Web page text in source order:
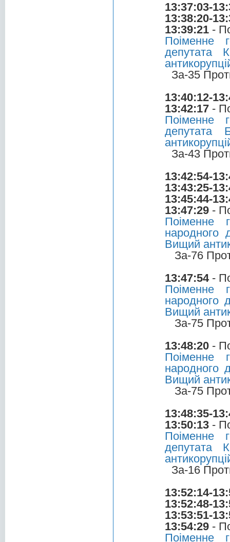
13:37:03-
13:38:20-
13:39:21 -
Поіменне
депутата
За-35
13:40:12-
13:42:17 -
Поіменне
За-43
13:42:54-
13:43:25-
13:45:44-
13:47:29 -
Поіменне
народного
Вищий
За-76
13:47:54-
Поіменне
народного
Вищий
За-75
13:48:20 -
Поіменне
народного
Вищий
За-75
13:48:35-
13:50:13 -
Поіменне
депутата
За-16
13:52:14-
13:52:48-
13:53:51-
13:54:29 -
Поіменне